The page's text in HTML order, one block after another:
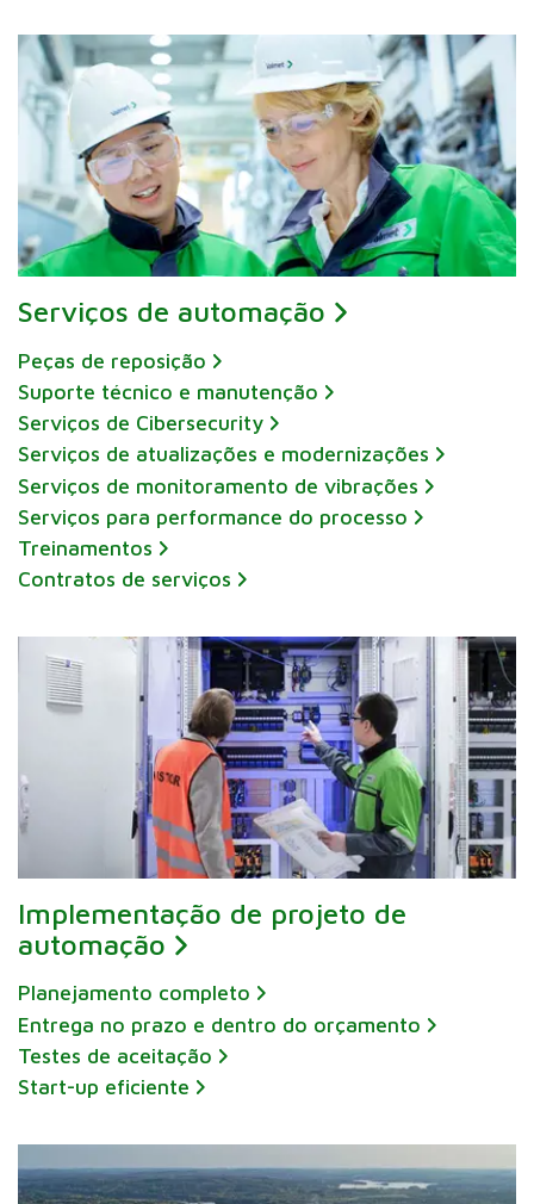
Serviços de automação
Peças de reposição
Suporte técnico e manutenção
Serviços de Cibersecurity
Serviços de atualizações e modernizações
Serviços de monitoramento de vibrações
Serviços para performance do processo
Treinamentos
Contratos de serviços
Implementação de projeto de
automação
Planejamento completo
Entrega no prazo e dentro do orçamento
Testes de aceitação
Start-up eficiente